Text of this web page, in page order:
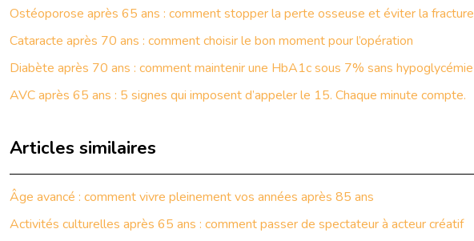
Ostéoporose après 65 ans : comment stopper la perte osseuse et éviter la fracture
Cataracte après 70 ans : comment choisir le bon moment pour l’opération
Diabète après 70 ans : comment maintenir une HbA1c sous 7% sans hypoglycémie
AVC après 65 ans : 5 signes qui imposent d’appeler le 15. Chaque minute compte.
Articles similaires
Âge avancé : comment vivre pleinement vos années après 85 ans
Activités culturelles après 65 ans : comment passer de spectateur à acteur créatif